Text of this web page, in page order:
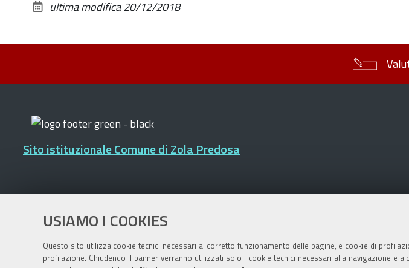
USIAMO I COOKIES
Questo sito utilizza cookie tecnici necessari al corretto funzionamento delle pagine, e cookie di
profilazione. Chiudendo il banner verranno utilizzati solo i cookie tecnici necessari alla navigazione e
ultima modifica20/12/2018
Sito istituzionale Comune di Zola Predosa